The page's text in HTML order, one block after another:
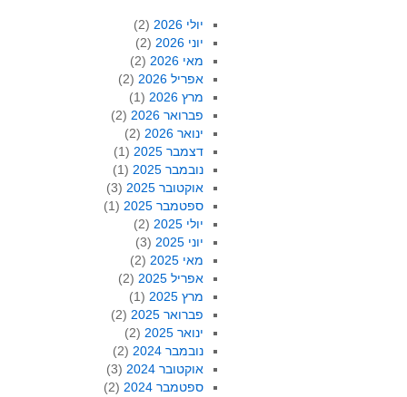
יולי 2026
(2)
יוני 2026
(2)
מאי 2026
(2)
אפריל 2026
(2)
מרץ 2026
(1)
פברואר 2026
(2)
ינואר 2026
(2)
דצמבר 2025
(1)
נובמבר 2025
(1)
אוקטובר 2025
(3)
ספטמבר 2025
(1)
יולי 2025
(2)
יוני 2025
(3)
מאי 2025
(2)
אפריל 2025
(2)
מרץ 2025
(1)
פברואר 2025
(2)
ינואר 2025
(2)
נובמבר 2024
(2)
אוקטובר 2024
(3)
ספטמבר 2024
(2)